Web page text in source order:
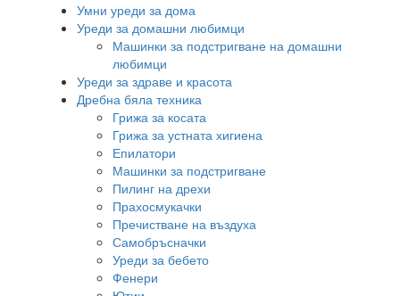
Умни уреди за дома
Уреди за домашни любимци
Машинки за подстригване на домашни
любимци
Уреди за здраве и красота
Дребна бяла техника
Грижа за косата
Грижа за устната хигиена
Епилатори
Машинки за подстригване
Пилинг на дрехи
Прахосмукачки
Пречистване на въздуха
Самобръсначки
Уреди за бебето
Фенери